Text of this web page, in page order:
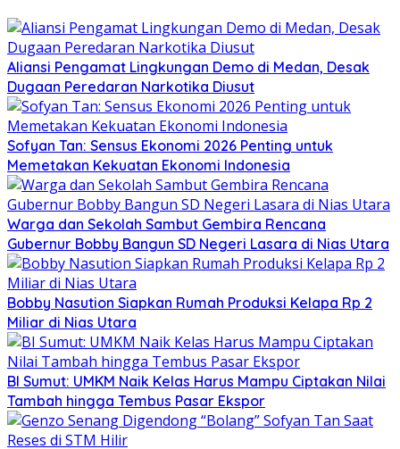
Aliansi Pengamat Lingkungan Demo di Medan, Desak
Dugaan Peredaran Narkotika Diusut
Sofyan Tan: Sensus Ekonomi 2026 Penting untuk
Memetakan Kekuatan Ekonomi Indonesia
Warga dan Sekolah Sambut Gembira Rencana
Gubernur Bobby Bangun SD Negeri Lasara di Nias Utara
Bobby Nasution Siapkan Rumah Produksi Kelapa Rp 2
Miliar di Nias Utara
BI Sumut: UMKM Naik Kelas Harus Mampu Ciptakan Nilai
Tambah hingga Tembus Pasar Ekspor